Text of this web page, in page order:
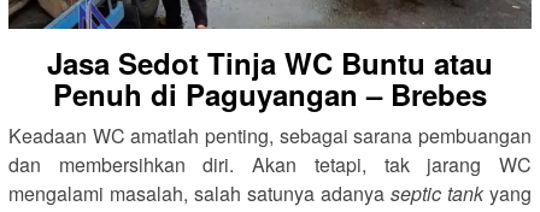
Jasa Sedot Tinja WC Buntu atau
Penuh di Paguyangan – Brebes
Keadaan WC amatlah penting, sebagai sarana pembuangan
dan membersihkan diri. Akan tetapi, tak jarang WC
mengalami masalah, salah satunya adanya septic tankyang